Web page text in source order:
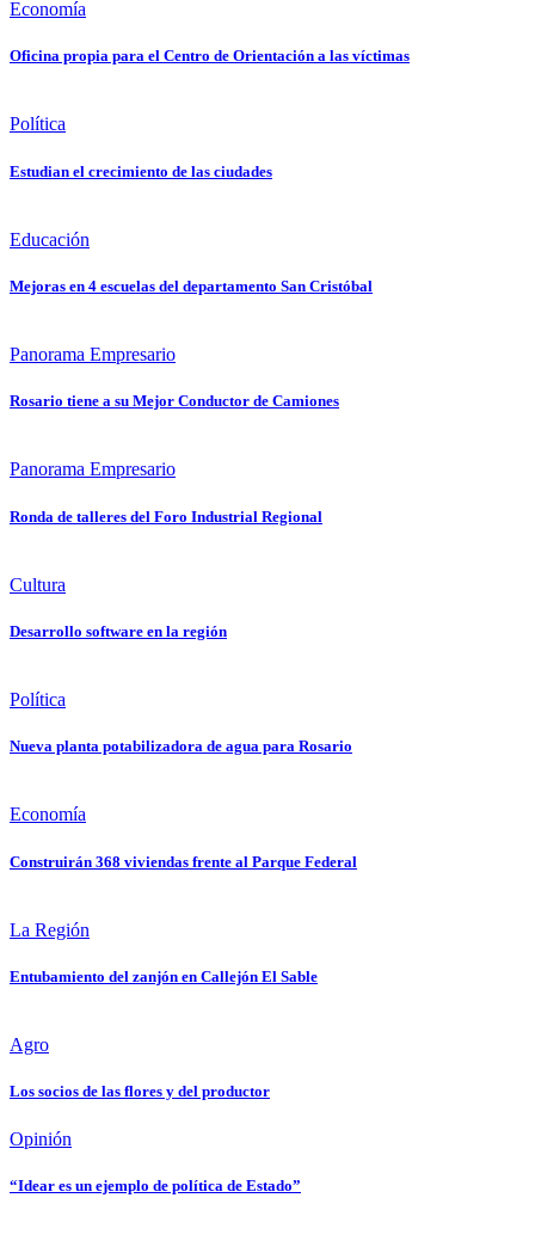
Economía
Oficina propia para el Centro de Orientación a las víctimas
Política
Estudian el crecimiento de las ciudades
Educación
Mejoras en 4 escuelas del departamento San Cristóbal
Panorama Empresario
Rosario tiene a su Mejor Conductor de Camiones
Panorama Empresario
Ronda de talleres del Foro Industrial Regional
Cultura
Desarrollo software en la región
Política
Nueva planta potabilizadora de agua para Rosario
Economía
Construirán 368 viviendas frente al Parque Federal
La Región
Entubamiento del zanjón en Callejón El Sable
Agro
Los socios de las flores y del productor
Opinión
“Idear es un ejemplo de política de Estado”